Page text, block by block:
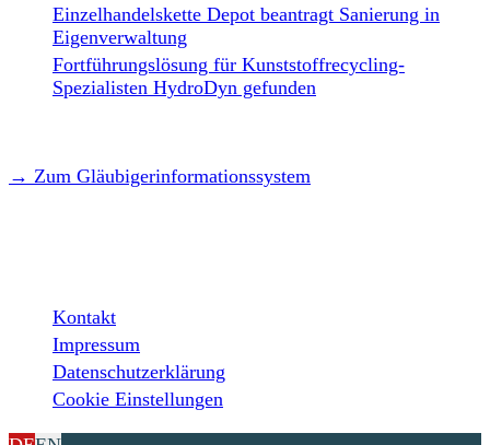
Einzelhandelskette Depot beantragt Sanierung in
Eigenverwaltung
Fortführungslösung für Kunststoffrecycling-
Spezialisten HydroDyn gefunden
→ Zum Gläubigerinformationssystem
Kontakt
Impressum
Datenschutzerklärung
Cookie Einstellungen